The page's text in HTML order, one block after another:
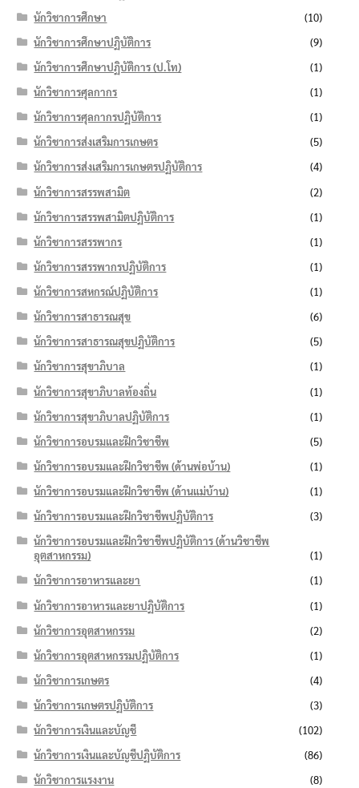
นักวิชาการศึกษา
(10)
นักวิชาการศึกษาปฏิบัติการ
(9)
นักวิชาการศึกษาปฏิบัติการ (ป.โท)
(1)
นักวิชาการศุลกากร
(1)
นักวิชาการศุลกากรปฏิบัติการ
(1)
นักวิชาการส่งเสริมการเกษตร
(5)
นักวิชาการส่งเสริมการเกษตรปฏิบัติการ
(4)
นักวิชาการสรรพสามิต
(2)
นักวิชาการสรรพสามิตปฏิบัติการ
(1)
นักวิชาการสรรพากร
(1)
นักวิชาการสรรพากรปฏิบัติการ
(1)
นักวิชาการสหกรณ์ปฏิบัติการ
(1)
นักวิชาการสาธารณสุข
(6)
นักวิชาการสาธารณสุขปฏิบัติการ
(5)
นักวิชาการสุขาภิบาล
(1)
นักวิชาการสุขาภิบาลท้องถิ่น
(1)
นักวิชาการสุขาภิบาลปฏิบัติการ
(1)
นักวิชาการอบรมและฝึกวิชาชีพ
(5)
นักวิชาการอบรมและฝึกวิชาชีพ (ด้านพ่อบ้าน)
(1)
นักวิชาการอบรมและฝึกวิชาชีพ (ด้านแม่บ้าน)
(1)
นักวิชาการอบรมและฝึกวิชาชีพปฏิบัติการ
(3)
นักวิชาการอบรมและฝึกวิชาชีพปฏิบัติการ (ด้านวิชาชีพ
อุตสาหกรรม)
(1)
นักวิชาการอาหารและยา
(1)
นักวิชาการอาหารและยาปฏิบัติการ
(1)
นักวิชาการอุตสาหกรรม
(2)
นักวิชาการอุตสาหกรรมปฏิบัติการ
(1)
นักวิชาการเกษตร
(4)
นักวิชาการเกษตรปฏิบัติการ
(3)
นักวิชาการเงินและบัญชี
(102)
นักวิชาการเงินและบัญชีปฏิบัติการ
(86)
นักวิชาการแรงงาน
(8)